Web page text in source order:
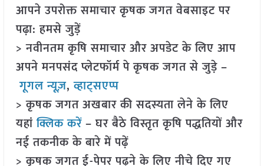
आपने उपरोक्त समाचार कृषक जगत वेबसाइट पर
पढ़ा: हमसे जुड़ें
> नवीनतम कृषि समाचार और अपडेट के लिए आप
अपने मनपसंद प्लेटफॉर्म पे कृषक जगत से जुड़े –
गूगल न्यूज़,व्हाट्सएप्प
> कृषक जगत अखबार की सदस्यता लेने के लिए
यहांक्लिक करें– घर बैठे विस्तृत कृषि पद्धतियों और
नई तकनीक के बारे में पढ़ें
> कृषक जगत ई-पेपर पढ़ने के लिए नीचे दिए गए